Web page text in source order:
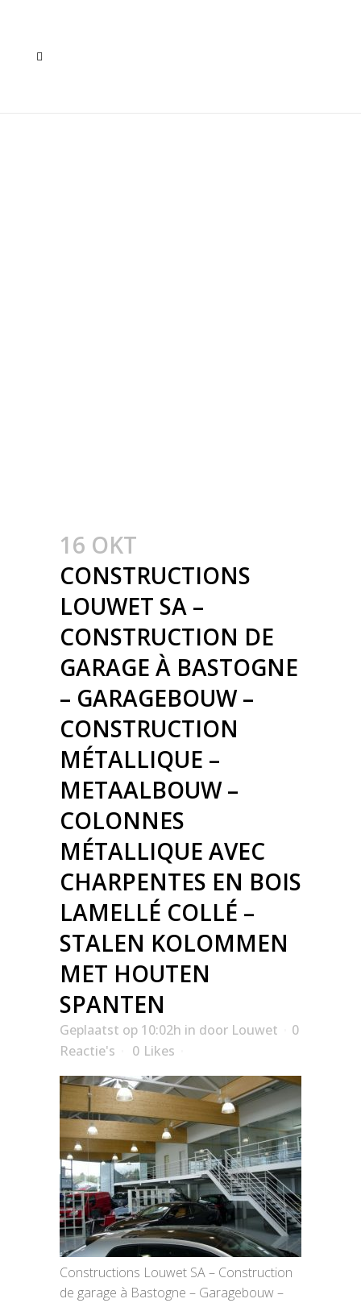
16 OKT
CONSTRUCTIONS
LOUWET SA –
CONSTRUCTION DE
GARAGE À BASTOGNE
– GARAGEBOUW –
CONSTRUCTION
MÉTALLIQUE –
METAALBOUW –
COLONNES
MÉTALLIQUE AVEC
CHARPENTES EN BOIS
LAMELLÉ COLLÉ –
STALEN KOLOMMEN
MET HOUTEN
SPANTEN
Geplaatst op 10:02h in door Louwet
0
Reactie's
0 Likes
Constructions Louwet SA – Construction
de garage à Bastogne – Garagebouw –